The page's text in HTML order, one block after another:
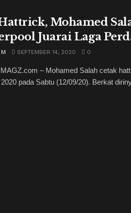
Mohamed
Juarai Laga
SEPTEMBER 14, 2020 0
– Mohamed Salah cetak
pada Sabtu (12/09/20). Berkat